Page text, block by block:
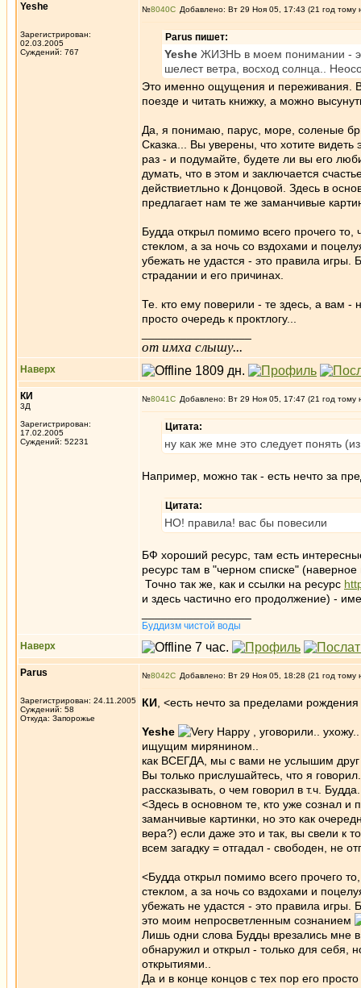
Yeshe
Зарегистрирован:
02.03.2005
Суждений: 767
№8040 Добавлено: Вт 29 Ноя 05, 17:43 (21 год тому
Parus пишет:
Yeshe ЖИЗНЬ в моем понимании -
шелест ветра, восход солнца..
Это именно ощущения и переживания.
поезде и читать книжку, а можно
Да, я понимаю, парус, море, соленые
Сказка... Вы уверены, что хотите
раз - и подумайте, будете ли вы его
думать, что в этом и заключается
действиетльно к Донцовой. Здесь в
предлагает нам те же заманчивые
Будда открыл помимо всего прочего
стеклом, а за ночь со вздохами и
убежать не удастся - это правила игры.
страдании и его причинах.
Те. кто ему поверили - те здесь, а вам
просто очередь к проктлогу...
от имха слышу...
Наверх
КИ
3Д
Зарегистрирован:
17.02.2005
Суждений: 52231
№8041 Добавлено: Вт 29 Ноя 05, 17:47 (21 год тому
Цитата:
ну как же мне это следует понять
Например, можно так - есть нечто за
Цитата:
НО! правила! вас бы повесили
БФ хороший ресурс, там есть
ресурс там в "черном списке"
Точно так же, как и ссылки на ресурс
и здесь частично его продолжение) -
Буддизм чистой воды
Наверх
Parus
Зарегистрирован: 24.11.2005
Суждений: 58
Откуда: Запорожье
№8042 Добавлено: Вт 29 Ноя 05, 18:28 (21 год тому
КИ , <есть нечто за пределами
Yeshe
, уговорили..
ищущим мирянином..
как ВСЕГДА, мы с вами не услышим друг
Вы только прислушайтесь, что я
рассказывать, о чем говорил в т.ч. Будда.
<Здесь в основном те, кто уже сознал и
заманчивые картинки, но это как
вера?) если даже это и так, вы свели к
всем загадку = отгадал - свободен, не
<Будда открыл помимо всего прочего
стеклом, а за ночь со вздохами и
убежать не удастся - это правила игры.
это моим непросветленным сознанием
Лишь одни слова Будды врезались
обнаружил и открыл - только для себя,
открытиями..
Да и в конце концов с тех пор его